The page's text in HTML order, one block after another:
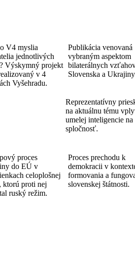
V4 myslia
jednotlivých
Výskymný projekt
v 4
Vyšehradu.
Publikácia venovaná
vybraným aspektom
bilaterálnych
Slovenska a
Reprezentatívny
na aktuálnu tému
umelej inteligencie na
spločnosť.
proces
do EÚ v
celoplošnej
ktorú proti nej
ruský režim.
Proces prechodu k
demokracii v
formovania a
slovenskej štátnosti.